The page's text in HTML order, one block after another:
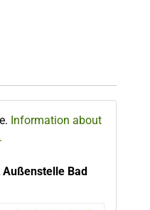
Information about
Bad